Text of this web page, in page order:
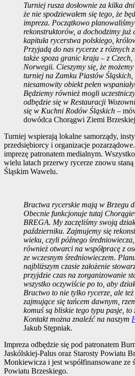
Turniej rusza dosłownie za kilka
że nie spodziewałem się tego, że
impreza. Początkowo
rekonstruktorów, a dochodzimy już
kapituła rycerstwa polskiego,
Przyjadą do nas rycerze z różnych
także spoza granic kraju – z Czech,
Norwegii. Cieszymy się, że
turniej na Zamku Piastów Śląskich,
niesamowity obiekt pełen
Będziemy również mogli
odbędzie się w Restauracji
się w Kuchni Rodów Śląskich –
dowódca Chorągwi Ziemi
Turniej wspierają lokalne samorządy,
przedsiębiorcy i organizacje
imprezę patronatem medialnym.
wielu latach przerwy rycerze znowu staną
Śląskim Wawelu.
Bractwa rycerskie mają w Brzegu
Obecnie funkcjonuje tutaj
BREGA. My zaczęliśmy swoją
październiku. Zajmujemy się
wieku, czyli późnego
również otwarci na współpracę z
ze wczesnym średniowieczem.
najbliższym czasie założenie
przyjdzie czas na zorganizowanie
wszystko oczywiście po to, aby
Bractwo to nie tylko rycerze, ale też
zajmujące się tańcem dawnym,
komuś są bliskie tego typu pasje, to
Kontakt można znaleźć na naszym
Jakub Stępniak.
Impreza odbędzie się pod patronatem
Jaskólskiej-Palus oraz Starosty Powiatu
Monkiewicza i jest współfinansowane
Powiatu Brzeskiego.